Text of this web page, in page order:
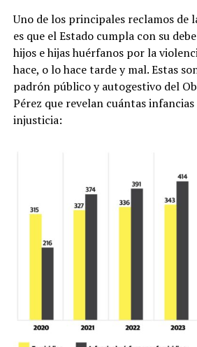
Uno de los principales reclamos de
es que el Estado cumpla con su
hijos e hijas huérfanos por la
hace, o lo hace tarde y mal. Estas
padrón público y autogestivo del
Pérez que revelan cuántas
injusticia: